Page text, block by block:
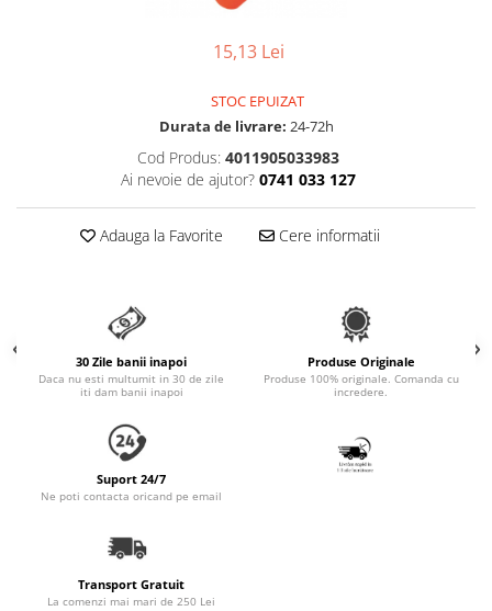
15,13 Lei
STOC EPUIZAT
Durata de livrare: 24-72h
Cod Produs: 4011905033983
Ai nevoie de ajutor? 0741 033 127
Adauga la Favorite Cere informatii
30 Zile banii inapoi
Daca nu esti multumit in 30 de zile
iti dam banii inapoi
Produse Originale
Produse 100% originale. Comanda cu
incredere.
Suport 24/7
Ne poti contacta oricand pe email
Transport Gratuit
La comenzi mai mari de 250 Lei